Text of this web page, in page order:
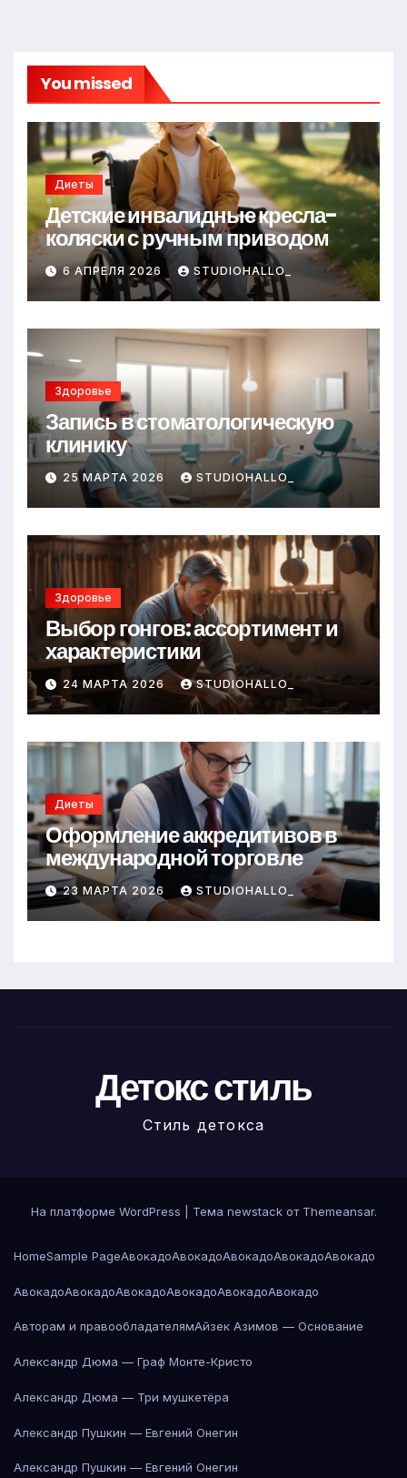
You missed
Диеты
Детские инвалидные кресла-
коляски с ручным приводом
6 АПРЕЛЯ 2026 STUDIOHALLO_
Здоровье
Запись в стоматологическую
клинику
25 МАРТА 2026 STUDIOHALLO_
Здоровье
Выбор гонгов: ассортимент и
характеристики
24 МАРТА 2026 STUDIOHALLO_
Диеты
Оформление аккредитивов в
международной торговле
23 МАРТА 2026 STUDIOHALLO_
Детокс стиль
Стиль детокса
На платформе WordPress Тема newstack от Themeansar.
HomeSample PageАвокадоАвокадоАвокадоАвокадоАвокадо
АвокадоАвокадоАвокадоАвокадоАвокадоАвокадо
Авторам и правообладателямАйзек Азимов — Основание
Александр Дюма — Граф Монте-Кристо
Александр Дюма — Три мушкетёра
Александр Пушкин — Евгений Онегин
Александр Пушкин — Евгений Онегин